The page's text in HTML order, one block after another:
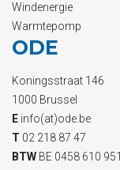
Windenergie
Warmtepomp
ODE
Koningsstraat 146
1000 Brussel
E info(at)ode.be
T 02 218 87 47
BTW BE 0458 610 951